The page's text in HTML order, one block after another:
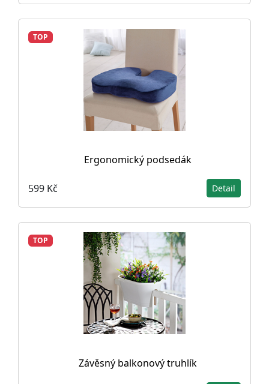
TOP
Ergonomický podsedák
599 Kč Detail
TOP
Závěsný balkonový truhlík